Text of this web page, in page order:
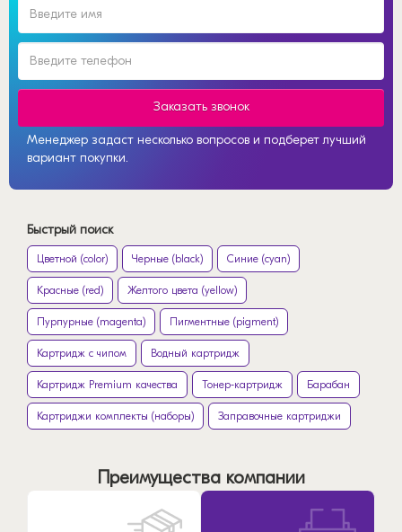
Заказать звонок
Менеджер задаст несколько вопросов и подберет лучший
вариант покупки.
Быстрый поиск
Цветной (color) Черные (black) Синие (cyan)
Красные (red) Желтого цвета (yellow)
Пурпурные (magenta) Пигментные (pigment)
Картридж с чипом Водный картридж
Картридж Premium качества Тонер-картридж Барабан
Картриджи комплекты (наборы) Заправочные картриджи
Преимущества компании